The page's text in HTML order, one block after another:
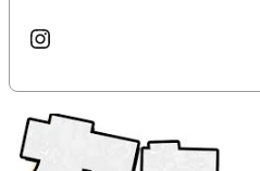
Instagram